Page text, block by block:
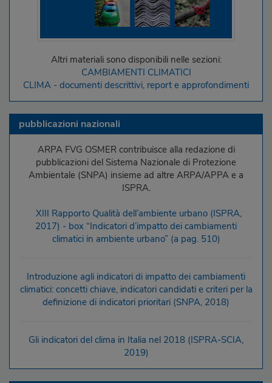
Altri materiali sono disponibili nelle sezioni:
CAMBIAMENTI CLIMATICI
CLIMA - documenti descrittivi, report e approfondimenti
pubblicazioni nazionali
ARPA FVG OSMER contribuisce alla redazione di
pubblicazioni del Sistema Nazionale di Protezione
Ambientale (SNPA) insieme ad altre ARPA/APPA e a
ISPRA.
XIII Rapporto Qualità dell’ambiente urbano (ISPRA,
2017) - box “Indicatori d’impatto dei cambiamenti
climatici in ambiente urbano” (a pag. 510)
Introduzione agli indicatori di impatto dei cambiamenti
climatici: concetti chiave, indicatori candidati e criteri per la
definizione di indicatori prioritari (SNPA, 2018)
Gli indicatori del clima in Italia nel 2018 (ISPRA-SCIA,
2019)